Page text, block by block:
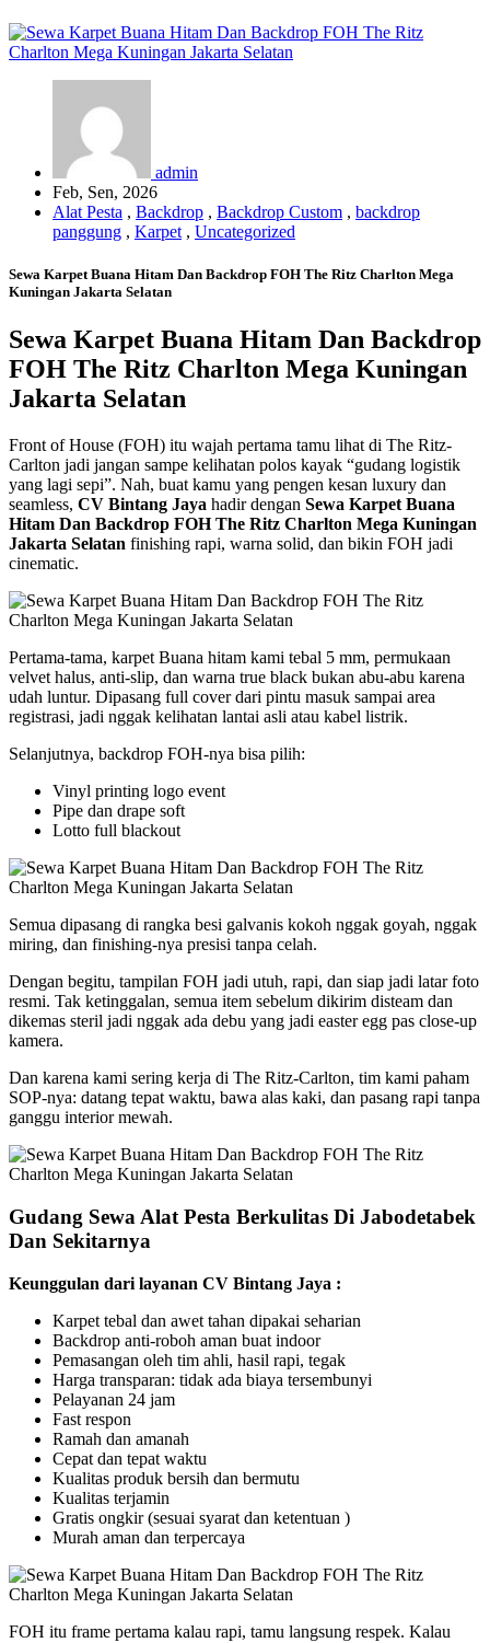
admin
Feb, Sen, 2026
Alat Pesta , Backdrop , Backdrop Custom , backdrop
panggung , Karpet , Uncategorized
Sewa Karpet Buana Hitam Dan Backdrop FOH The Ritz Charlton Mega
Kuningan Jakarta Selatan
Sewa Karpet Buana Hitam Dan Backdrop
FOH The Ritz Charlton Mega Kuningan
Jakarta Selatan
Front of House (FOH) itu wajah pertama tamu lihat di The Ritz-
Carlton jadi jangan sampe kelihatan polos kayak “gudang logistik
yang lagi sepi”. Nah, buat kamu yang pengen kesan luxury dan
seamless, CV Bintang Jaya hadir dengan Sewa Karpet Buana
Hitam Dan Backdrop FOH The Ritz Charlton Mega Kuningan
Jakarta Selatan finishing rapi, warna solid, dan bikin FOH jadi
cinematic.
Pertama-tama, karpet Buana hitam kami tebal 5 mm, permukaan
velvet halus, anti-slip, dan warna true black bukan abu-abu karena
udah luntur. Dipasang full cover dari pintu masuk sampai area
registrasi, jadi nggak kelihatan lantai asli atau kabel listrik.
Selanjutnya, backdrop FOH-nya bisa pilih:
Vinyl printing logo event
Pipe dan drape soft
Lotto full blackout
Semua dipasang di rangka besi galvanis kokoh nggak goyah, nggak
miring, dan finishing-nya presisi tanpa celah.
Dengan begitu, tampilan FOH jadi utuh, rapi, dan siap jadi latar foto
resmi. Tak ketinggalan, semua item sebelum dikirim disteam dan
dikemas steril jadi nggak ada debu yang jadi easter egg pas close-up
kamera.
Dan karena kami sering kerja di The Ritz-Carlton, tim kami paham
SOP-nya: datang tepat waktu, bawa alas kaki, dan pasang rapi tanpa
ganggu interior mewah.
Gudang Sewa Alat Pesta Berkulitas Di Jabodetabek
Dan Sekitarnya
Keunggulan dari layanan CV Bintang Jaya :
Karpet tebal dan awet tahan dipakai seharian
Backdrop anti-roboh aman buat indoor
Pemasangan oleh tim ahli, hasil rapi, tegak
Harga transparan: tidak ada biaya tersembunyi
Pelayanan 24 jam
Fast respon
Ramah dan amanah
Cepat dan tepat waktu
Kualitas produk bersih dan bermutu
Kualitas terjamin
Gratis ongkir (sesuai syarat dan ketentuan )
Murah aman dan terpercaya
FOH itu frame pertama kalau rapi, tamu langsung respek. Kalau